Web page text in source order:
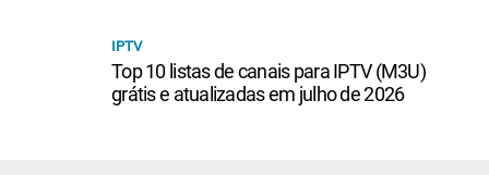
IPTV
Top 10 listas de canais para IPTV (M3U)
grátis e atualizadas em julho de 2026